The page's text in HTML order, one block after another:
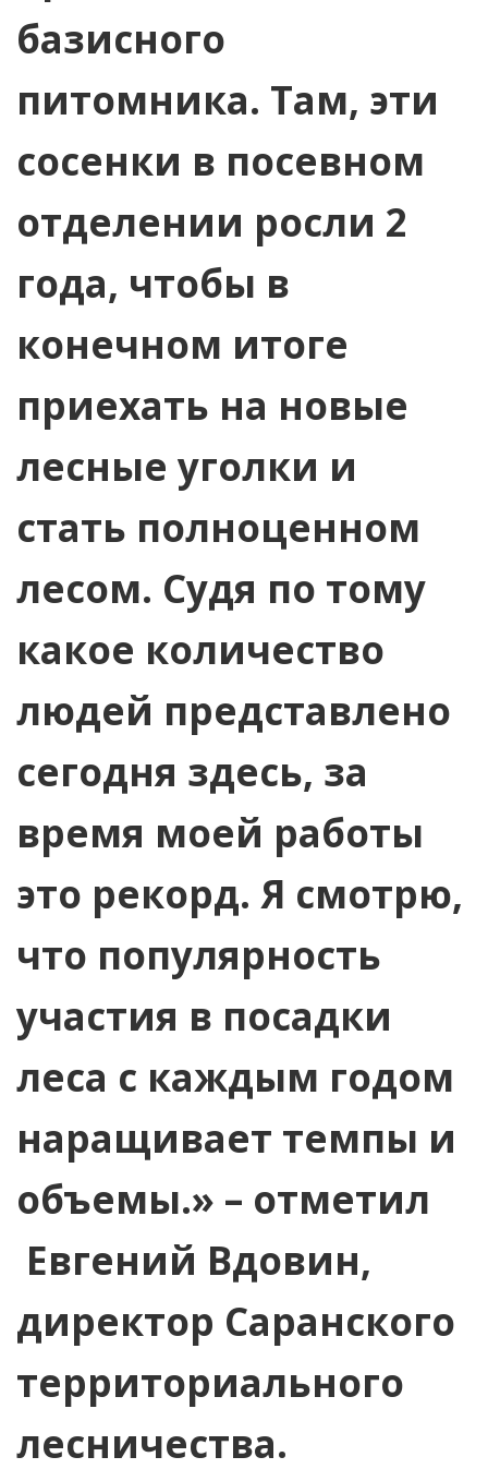
базисного
питомника. Там, эти
сосенки в посевном
отделении росли 2
года, чтобы в
конечном итоге
приехать на новые
лесные уголки и
стать полноценном
лесом. Судя по тому
какое количество
людей представлено
сегодня здесь, за
время моей работы
это рекорд. Я смотрю,
что популярность
участия в посадки
леса с каждым годом
наращивает темпы и
объемы.» – отметил
Евгений Вдовин,
директор Саранского
территориального
лесничества.